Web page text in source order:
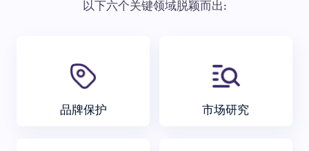
以下六个关键领域脱颖而出:
品牌保护 市场研究